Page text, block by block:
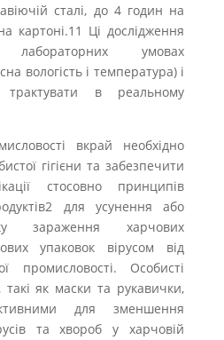
сталі, до 4 годин на
картоні.11 Ці дослідження
умовах
вологість і температура) і
в реальному
вкрай необхідно
гігієни та забезпечити
стосовно принципів
для усунення або
зараження харчових
упаковок вірусом від
промисловості. Особисті
такі як маски та рукавички,
для зменшення
та хвороб у харчовій